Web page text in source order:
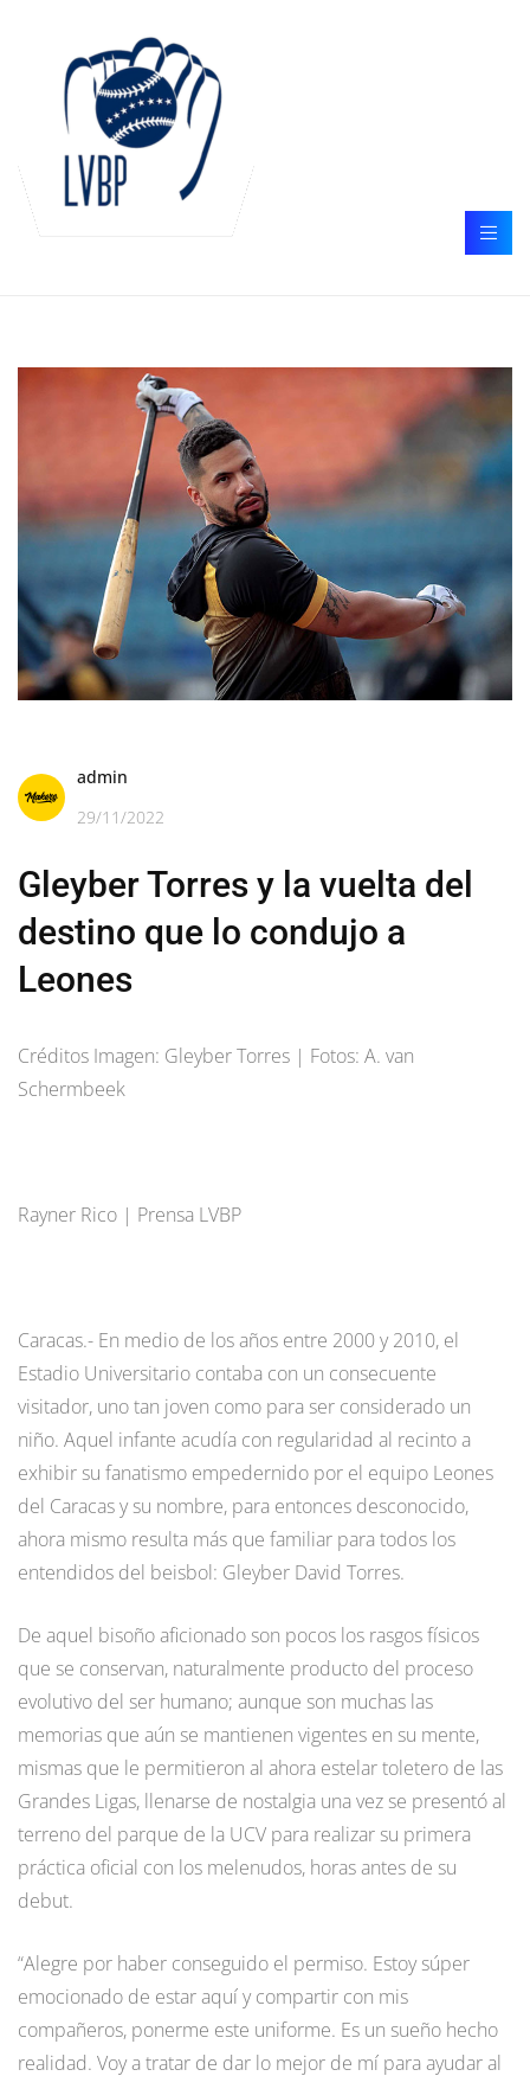
admin
29/11/2022
Gleyber Torres y la vuelta del
destino que lo condujo a
Leones
Créditos Imagen: Gleyber Torres | Fotos: A. van
Schermbeek
Rayner Rico | Prensa LVBP
Caracas.- En medio de los años entre 2000 y 2010, el
Estadio Universitario contaba con un consecuente
visitador, uno tan joven como para ser considerado un
niño. Aquel infante acudía con regularidad al recinto a
exhibir su fanatismo empedernido por el equipo Leones
del Caracas y su nombre, para entonces desconocido,
ahora mismo resulta más que familiar para todos los
entendidos del beisbol: Gleyber David Torres.
De aquel bisoño aficionado son pocos los rasgos físicos
que se conservan, naturalmente producto del proceso
evolutivo del ser humano; aunque son muchas las
memorias que aún se mantienen vigentes en su mente,
mismas que le permitieron al ahora estelar toletero de las
Grandes Ligas, llenarse de nostalgia una vez se presentó al
terreno del parque de la UCV para realizar su primera
práctica oficial con los melenudos, horas antes de su
debut.
“Alegre por haber conseguido el permiso. Estoy súper
emocionado de estar aquí y compartir con mis
compañeros, ponerme este uniforme. Es un sueño hecho
realidad. Voy a tratar de dar lo mejor de mí para ayudar al